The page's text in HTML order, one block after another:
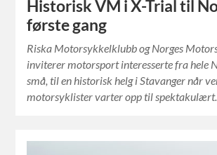
Historisk VM i X-Trial til
første gang
Riska Motorsykkelklubb og Norges
inviterer motorsport interesserte fra hele
små, til en historisk helg i Stavanger når
motorsyklister varter opp til